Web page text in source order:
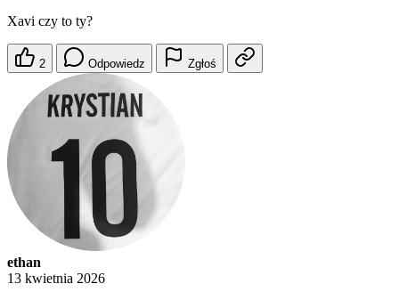
Xavi czy to ty?
2 Odpowiedz Zgłoś
ethan
13 kwietnia 2026